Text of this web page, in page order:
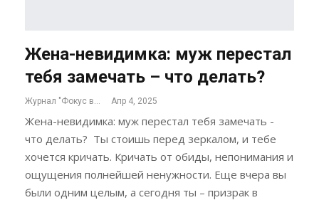
Жена-невидимка: муж перестал
тебя замечать – что делать?
Журнал "Фокус внимания" Апр 4, 2025
Жена-невидимка: муж перестал тебя замечать -
что делать? Ты стоишь перед зеркалом, и тебе
хочется кричать. Кричать от обиды, непонимания и
ощущения полнейшей ненужности. Еще вчера вы
были одним целым, а сегодня ты – призрак в